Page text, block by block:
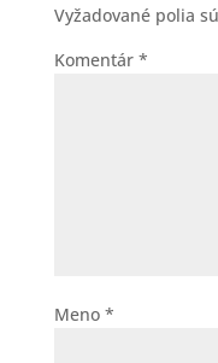
Vyžadované polia
Komentár *
Meno *